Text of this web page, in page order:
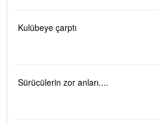
Kulübeye çarptı
Sürücülerin zor anları....